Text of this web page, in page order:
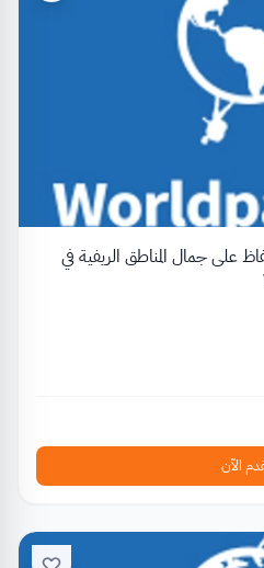
على جمال المناطق الريفية في
الآن